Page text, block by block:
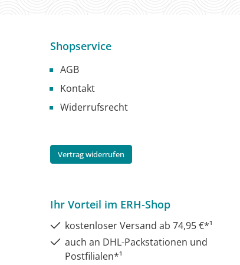
Shopservice
AGB
Kontakt
Widerrufsrecht
Vertrag widerrufen
Ihr Vorteil im ERH-Shop
kostenloser Versand ab 74,95 €*¹
auch an DHL-Packstationen und
Postfilialen*¹